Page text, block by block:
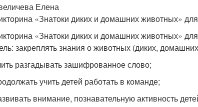
Елена
«Знатоки диких и домашних животных»
«Знатоки диких и домашних животных»
закреплять знания о животных (диких,
разгадывать зашифрованное слово;
учить детей работать в команде;
внимание, познавательную активность